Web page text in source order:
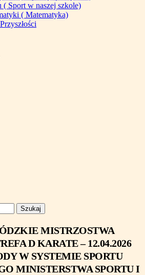
( Sport w naszej szkole)
( Matematyka)
MISTRZOSTWA
D KARATE – 12.04.2026
W SYSTEMIE SPORTU
MINISTERSTWA SPORTU I